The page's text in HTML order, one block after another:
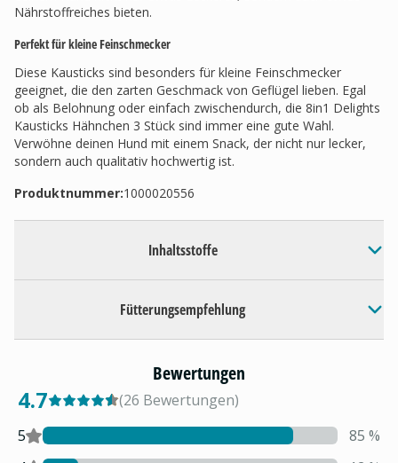
Nährstoffreiches bieten.
Perfekt für kleine Feinschmecker
Diese Kausticks sind besonders für kleine Feinschmecker
geeignet, die den zarten Geschmack von Geflügel lieben. Egal
ob als Belohnung oder einfach zwischendurch, die 8in1 Delights
Kausticks Hähnchen 3 Stück sind immer eine gute Wahl.
Verwöhne deinen Hund mit einem Snack, der nicht nur lecker,
sondern auch qualitativ hochwertig ist.
Produktnummer:1000020556
Inhaltsstoffe
Fütterungsempfehlung
Bewertungen
4.7 (26 Bewertungen)
5
85 %